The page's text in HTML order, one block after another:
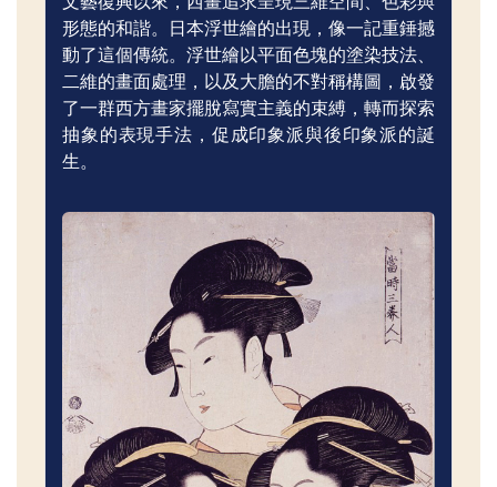
形態的和諧。日本浮世繪的出現，像一記重錘撼
動了這個傳統。浮世繪以平面色塊的塗染技法、
二維的畫面處理，以及大膽的不對稱構圖，啟發
了一群西方畫家擺脫寫實主義的束縛，轉而探索
抽象的表現手法，促成印象派與後印象派的誕
生。